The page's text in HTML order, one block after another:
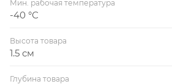
Мин. рабочая температура
-40 °С
Высота товара
1.5 см
Глубина товара